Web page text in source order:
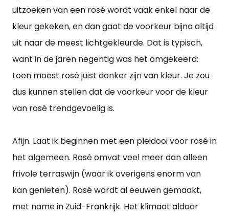
uitzoeken van een rosé wordt vaak enkel naar de
kleur gekeken, en dan gaat de voorkeur bijna altijd
uit naar de meest lichtgekleurde. Dat is typisch,
want in de jaren negentig was het omgekeerd:
toen moest rosé juist donker zijn van kleur. Je zou
dus kunnen stellen dat de voorkeur voor de kleur
van rosé trendgevoelig is.
Afijn. Laat ik beginnen met een pleidooi voor rosé in
het algemeen. Rosé omvat veel meer dan alleen
frivole terraswijn (waar ik overigens enorm van
kan genieten). Rosé wordt al eeuwen gemaakt,
met name in Zuid-Frankrijk. Het klimaat aldaar